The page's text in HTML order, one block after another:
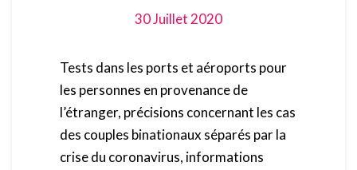
30 Juillet 2020
Tests dans les ports et aéroports pour
les personnes en provenance de
l’étranger, précisions concernant les cas
des couples binationaux séparés par la
crise du coronavirus, informations